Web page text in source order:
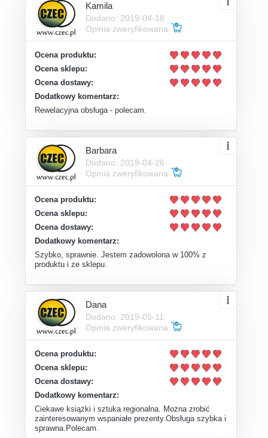
Kamila
Dodano: 2019-04-18
Opinia zweryfikowana
Ocena produktu:
Ocena sklepu:
Ocena dostawy:
Dodatkowy komentarz:
Rewelacyjna obsługa - polecam.
Barbara
Dodano: 2019-04-26
Opinia zweryfikowana
Ocena produktu:
Ocena sklepu:
Ocena dostawy:
Dodatkowy komentarz:
Szybko, sprawnie. Jestem zadowolona w 100% z
produktu i ze sklepu.
Dana
Dodano: 2019-05-11
Opinia zweryfikowana
Ocena produktu:
Ocena sklepu:
Ocena dostawy:
Dodatkowy komentarz:
Ciekawe książki i sztuka regionalna. Można zrobić
zainteresowanym wspaniałe prezenty.Obsługa szybka i
sprawna.Polecam.